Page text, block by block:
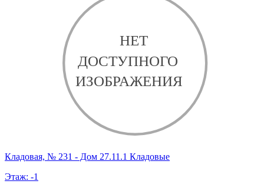
Кладовая, № 231 - Дом 27.11.1 Кладовые
Этаж: -1